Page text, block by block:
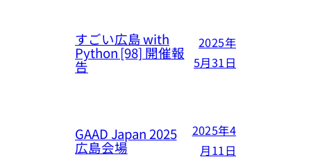
すごい広島 with
Python [98] 開催報
告
2025年
5月31日
GAAD Japan 2025
広島会場
2025年4
月11日